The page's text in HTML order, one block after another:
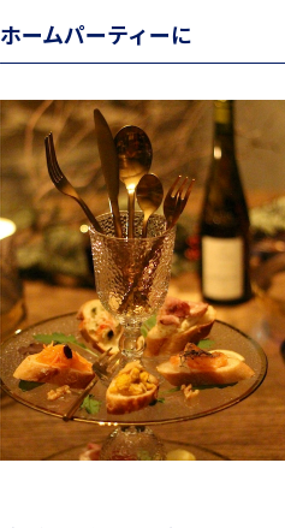
ホームパーティーに